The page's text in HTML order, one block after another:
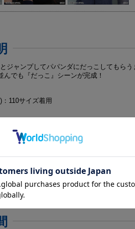
ジャンプしてパパンダにだっこしてもら
んでも『だっこ』シーンが完成！
110サイズ着用
肩巾32.5 袖丈15.0(㎝)
肩巾31.5 袖丈13.0(㎝)
、リブ部分:綿95％、ポリウレタン5％